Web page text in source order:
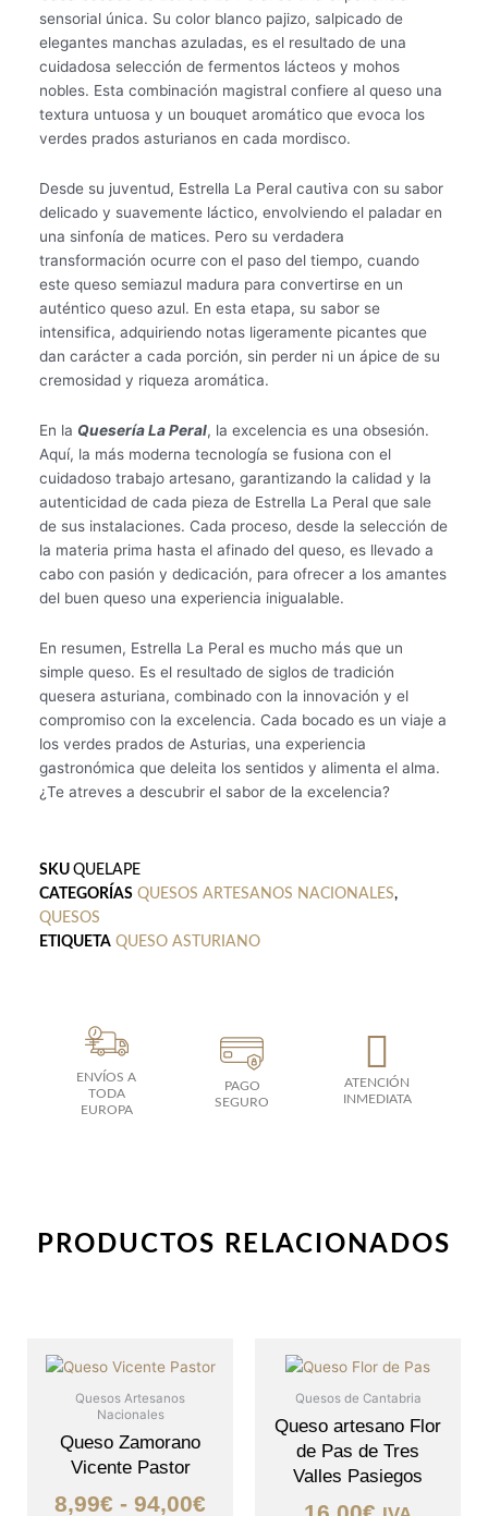
sensorial única. Su color blanco pajizo, salpicado de
elegantes manchas azuladas, es el resultado de una
cuidadosa selección de fermentos lácteos y mohos
nobles. Esta combinación magistral confiere al queso una
textura untuosa y un bouquet aromático que evoca los
verdes prados asturianos en cada mordisco.
Desde su juventud, Estrella La Peral cautiva con su sabor
delicado y suavemente láctico, envolviendo el paladar en
una sinfonía de matices. Pero su verdadera
transformación ocurre con el paso del tiempo, cuando
este queso semiazul madura para convertirse en un
auténtico queso azul. En esta etapa, su sabor se
intensifica, adquiriendo notas ligeramente picantes que
dan carácter a cada porción, sin perder ni un ápice de su
cremosidad y riqueza aromática.
En la Quesería La Peral, la excelencia es una obsesión.
Aquí, la más moderna tecnología se fusiona con el
cuidadoso trabajo artesano, garantizando la calidad y la
autenticidad de cada pieza de Estrella La Peral que sale
de sus instalaciones. Cada proceso, desde la selección de
la materia prima hasta el afinado del queso, es llevado a
cabo con pasión y dedicación, para ofrecer a los amantes
del buen queso una experiencia inigualable.
En resumen, Estrella La Peral es mucho más que un
simple queso. Es el resultado de siglos de tradición
quesera asturiana, combinado con la innovación y el
compromiso con la excelencia. Cada bocado es un viaje a
los verdes prados de Asturias, una experiencia
gastronómica que deleita los sentidos y alimenta el alma.
¿Te atreves a descubrir el sabor de la excelencia?
SKU QUELAPE
CATEGORÍAS QUESOS ARTESANOS NACIONALES,
QUESOS
ETIQUETA QUESO ASTURIANO
ENVÍOS A
TODA
EUROPA
PAGO
SEGURO
ATENCIÓN
INMEDIATA
PRODUCTOS RELACIONADOS
Quesos Artesanos
Nacionales
Queso Zamorano
Vicente Pastor
8,99€ - 94,00€
producto
Quesos de Cantabria
Queso artesano Flor
de Pas de Tres
Valles Pasiegos